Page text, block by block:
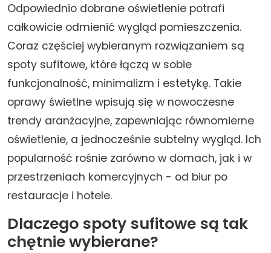
Odpowiednio dobrane oświetlenie potrafi
całkowicie odmienić wygląd pomieszczenia.
Coraz częściej wybieranym rozwiązaniem są
spoty sufitowe, które łączą w sobie
funkcjonalność, minimalizm i estetykę. Takie
oprawy świetlne wpisują się w nowoczesne
trendy aranżacyjne, zapewniając równomierne
oświetlenie, a jednocześnie subtelny wygląd. Ich
popularność rośnie zarówno w domach, jak i w
przestrzeniach komercyjnych - od biur po
restauracje i hotele.
Dlaczego spoty sufitowe są tak
chętnie wybierane?